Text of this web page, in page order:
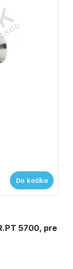
Do košíka
5700, pre